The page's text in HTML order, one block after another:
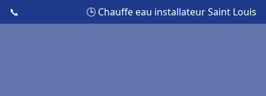
📞 🕒 Chauffe eau installateur Saint Louis